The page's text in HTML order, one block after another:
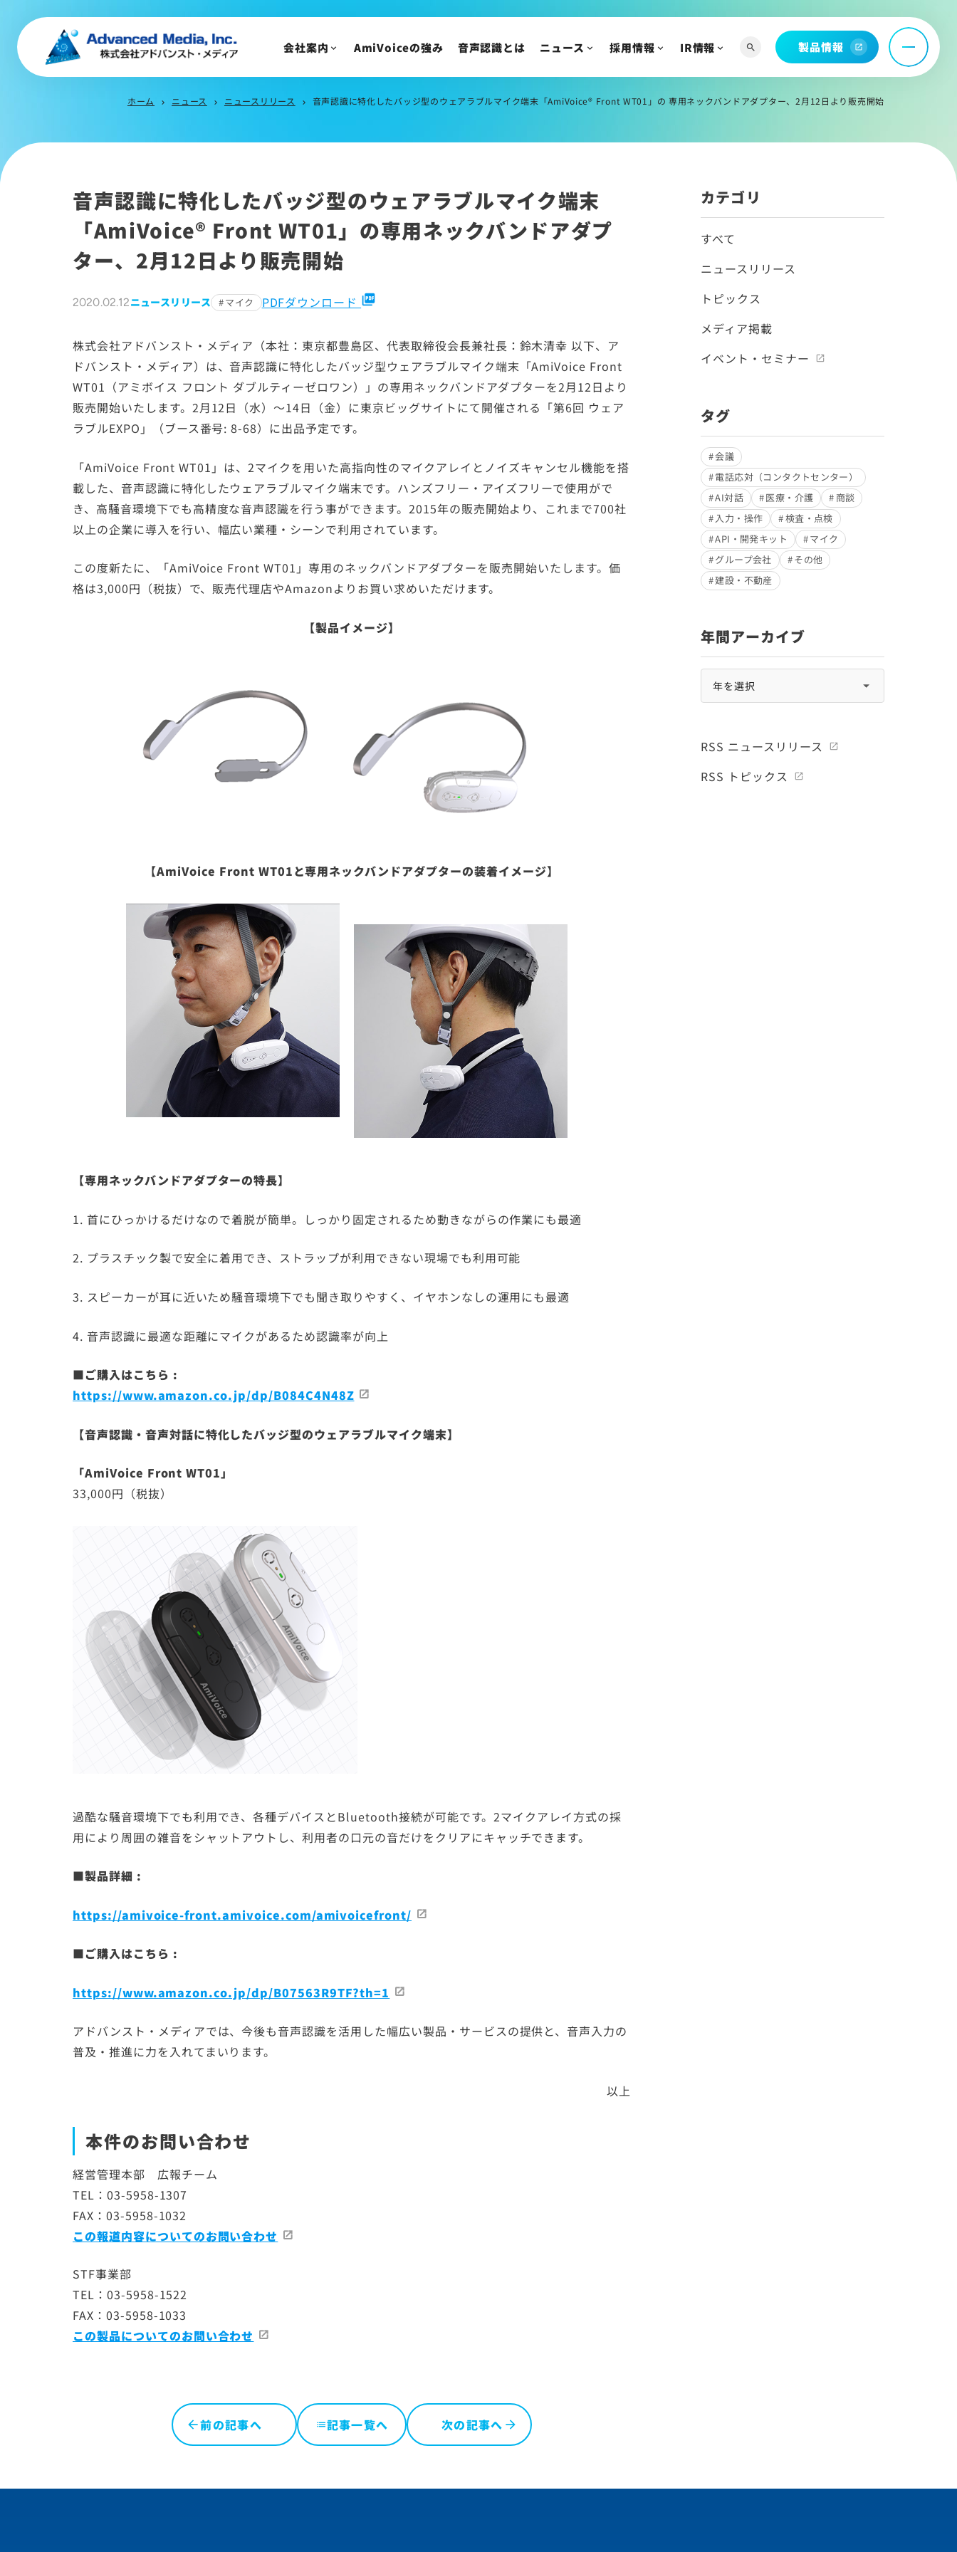
トップメッセージ
会社沿革
サステナビリティ
メディア掲載
イベント・セミナー
株主・投資家の皆様へ
IR資料/決算短信および関連資料
財務ハイライト
株主総会/株式関連情報
IRについてのご質問
会社案内 AmiVoiceの強み 音声認識とは ニュース 採用情報 IR情報 search 製品情報 open_in_new
ホーム chevron_right ニュース chevron_right ニュースリリース chevron_right 音声認識に特化したバッジ型のウェアラブルマイク端末「AmiVoice® Front WT01」の 専用ネックバンドアダプター、2月12日より販売開始
音声認識に特化したバッジ型のウェアラブルマイク端末
「AmiVoice® Front WT01」の専用ネックバンドアダプ
ター、2月12日より販売開始
2020.02.12ニュースリリース マイク PDFダウンロード picture_as_pdf
株式会社アドバンスト・メディア（本社：東京都豊島区、代表取締役会長兼社長：鈴木清幸 以下、ア
ドバンスト・メディア）は、音声認識に特化したバッジ型ウェアラブルマイク端末「AmiVoice Front
WT01（アミボイス フロント ダブルティーゼロワン）」の専用ネックバンドアダプターを2月12日より
販売開始いたします。2月12日（水）～14日（金）に東京ビッグサイトにて開催される「第6回 ウェア
ラブルEXPO」（ブース番号: 8-68）に出品予定です。
「AmiVoice Front WT01」は、2マイクを用いた高指向性のマイクアレイとノイズキャンセル機能を搭
載した、音声認識に特化したウェアラブルマイク端末です。ハンズフリー・アイズフリーで使用がで
き、高騒音環境下でも高精度な音声認識を行う事ができます。2015年の販売開始より、これまで700社
以上の企業に導入を行い、幅広い業種・シーンで利用されています。
この度新たに、「AmiVoice Front WT01」専用のネックバンドアダプターを販売開始いたします。価
格は3,000円（税抜）で、販売代理店やAmazonよりお買い求めいただけます。
【製品イメージ】
【AmiVoice Front WT01と専用ネックバンドアダプターの装着イメージ】
【専用ネックバンドアダプターの特長】
1. 首にひっかけるだけなので着脱が簡単。しっかり固定されるため動きながらの作業にも最適
2. プラスチック製で安全に着用でき、ストラップが利用できない現場でも利用可能
3. スピーカーが耳に近いため騒音環境下でも聞き取りやすく、イヤホンなしの運用にも最適
4. 音声認識に最適な距離にマイクがあるため認識率が向上
■ご購入はこちら :
https://www.amazon.co.jp/dp/B084C4N48Z
【音声認識・音声対話に特化したバッジ型のウェアラブルマイク端末】
「AmiVoice Front WT01」
33,000円（税抜）
過酷な騒音環境下でも利用でき、各種デバイスとBluetooth接続が可能です。2マイクアレイ方式の採
用により周囲の雑音をシャットアウトし、利用者の口元の音だけをクリアにキャッチできます。
■製品詳細 :
https://amivoice-front.amivoice.com/amivoicefront/
■ご購入はこちら :
https://www.amazon.co.jp/dp/B07563R9TF?th=1
アドバンスト・メディアでは、今後も音声認識を活用した幅広い製品・サービスの提供と、音声入力の
普及・推進に力を入れてまいります。
以上
本件のお問い合わせ
経営管理本部 広報チーム
TEL：03-5958-1307
FAX：03-5958-1032
この報道内容についてのお問い合わせ
STF事業部
TEL：03-5958-1522
FAX：03-5958-1033
この製品についてのお問い合わせ
前の記事へ list記事一覧へ 次の記事へ
カテゴリ
すべて
ニュースリリース
トピックス
メディア掲載
イベント・セミナー
タグ
会議
電話応対（コンタクトセンター）
AI対話
医療・介護
商談
入力・操作
検査・点検
API・開発キット
マイク
グループ会社
その他
建設・不動産
年間アーカイブ
RSS ニュースリリース
RSS トピックス